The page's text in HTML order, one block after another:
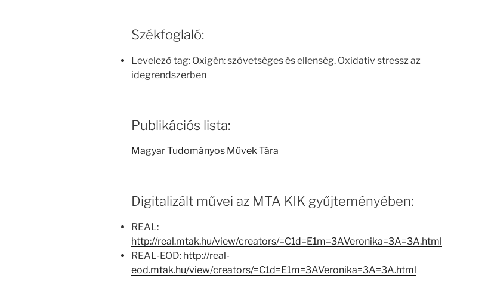
Székfoglaló:
Levelező tag: Oxigén: szövetséges és ellenség. Oxidativ stressz az
idegrendszerben
Publikációs lista:
Magyar Tudományos Művek Tára
Digitalizált művei az MTA KIK gyűjteményében:
REAL:
http://real.mtak.hu/view/creators/=C1d=E1m=3AVeronika=3A=3A.html
REAL-EOD: http://real-
eod.mtak.hu/view/creators/=C1d=E1m=3AVeronika=3A=3A.html